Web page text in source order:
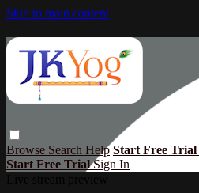
Skip to main content
Browse Search Help Start Free Trial
Start Free TrialSign In